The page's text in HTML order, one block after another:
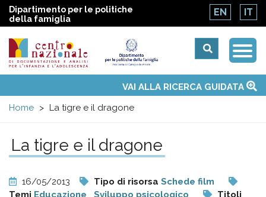
Dipartimento per le politiche
della famiglia
EN IT
Centro
nazionale
di
Documentazione
menu
Temi
Attività
Convenzione ONUVAI ALLA RICERCA GUIDATA
Home
La tigre e il dragone
La tigre e il dragone
16/05/2013 Tipo di risorsa Schede film
Temi Educazione Sviluppo psicologico
Titoli